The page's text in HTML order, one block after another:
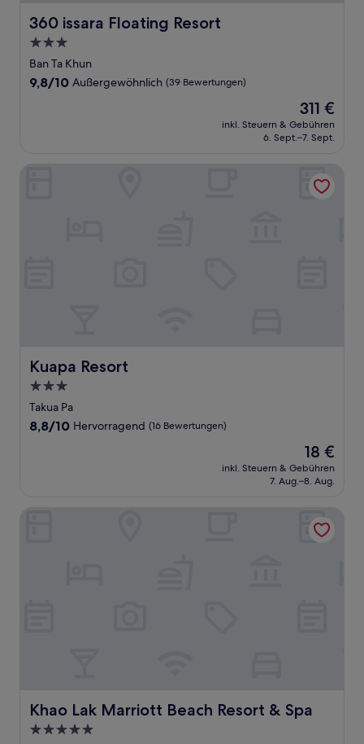
360 issara Floating Resort
360 issara Floating Resort
3.0-
Sterne-
Unterkunft
Ban Ta Khun
9.8
9,8/10 Außergewöhnlich (39 Bewertungen)
Der
Preis
beträgt
311 €
inkl. Steuern & Gebühren
6. Sept.–7. Sept.
Kuapa Resort
Kuapa Resort
3.0-
Sterne-
Unterkunft
Takua Pa
8.8
8,8/10 Hervorragend (16 Bewertungen)
Der
Preis
beträgt
18 €
inkl. Steuern & Gebühren
7. Aug.–8. Aug.
Khao Lak Marriott Beach Resort & Spa
Khao Lak Marriott Beach Resort & Spa
5.0-